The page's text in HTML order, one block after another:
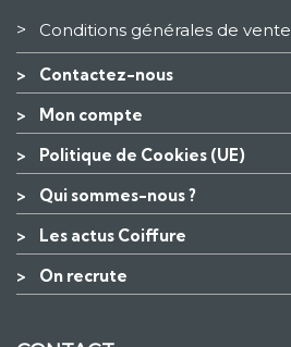
> Conditions générales de vente
> Contactez-nous
> Mon compte
> Politique de Cookies (UE)
> Qui sommes-nous ?
> Les actus Coiffure
> On recrute